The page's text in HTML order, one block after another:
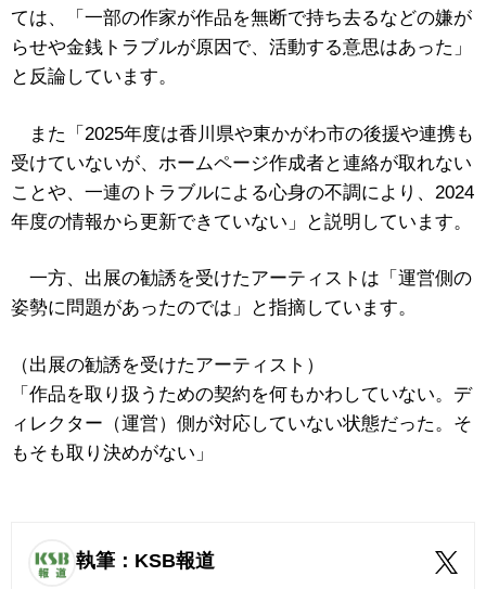
ては、「一部の作家が作品を無断で持ち去るなどの嫌が
らせや金銭トラブルが原因で、活動する意思はあった」
と反論しています。
また「2025年度は香川県や東かがわ市の後援や連携も
受けていないが、ホームページ作成者と連絡が取れない
ことや、一連のトラブルによる心身の不調により、2024
年度の情報から更新できていない」と説明しています。
一方、出展の勧誘を受けたアーティストは「運営側の
姿勢に問題があったのでは」と指摘しています。
（出展の勧誘を受けたアーティスト）
「作品を取り扱うための契約を何もかわしていない。デ
ィレクター（運営）側が対応していない状態だった。そ
もそも取り決めがない」
執筆：KSB報道